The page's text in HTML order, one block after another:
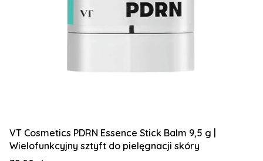
VT Cosmetics PDRN Essence Stick Balm 9,5 g |
Wielofunkcyjny sztyft do pielęgnacji skóry